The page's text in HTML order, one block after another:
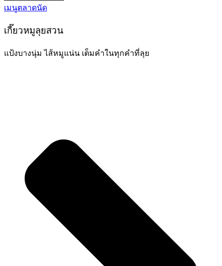
เมนูตลาดนัด
เกี๊ยวหมูลุยสวน
แป้งบางนุ่ม ไส้หมูแน่น เต็มคำในทุกคำที่ลุย